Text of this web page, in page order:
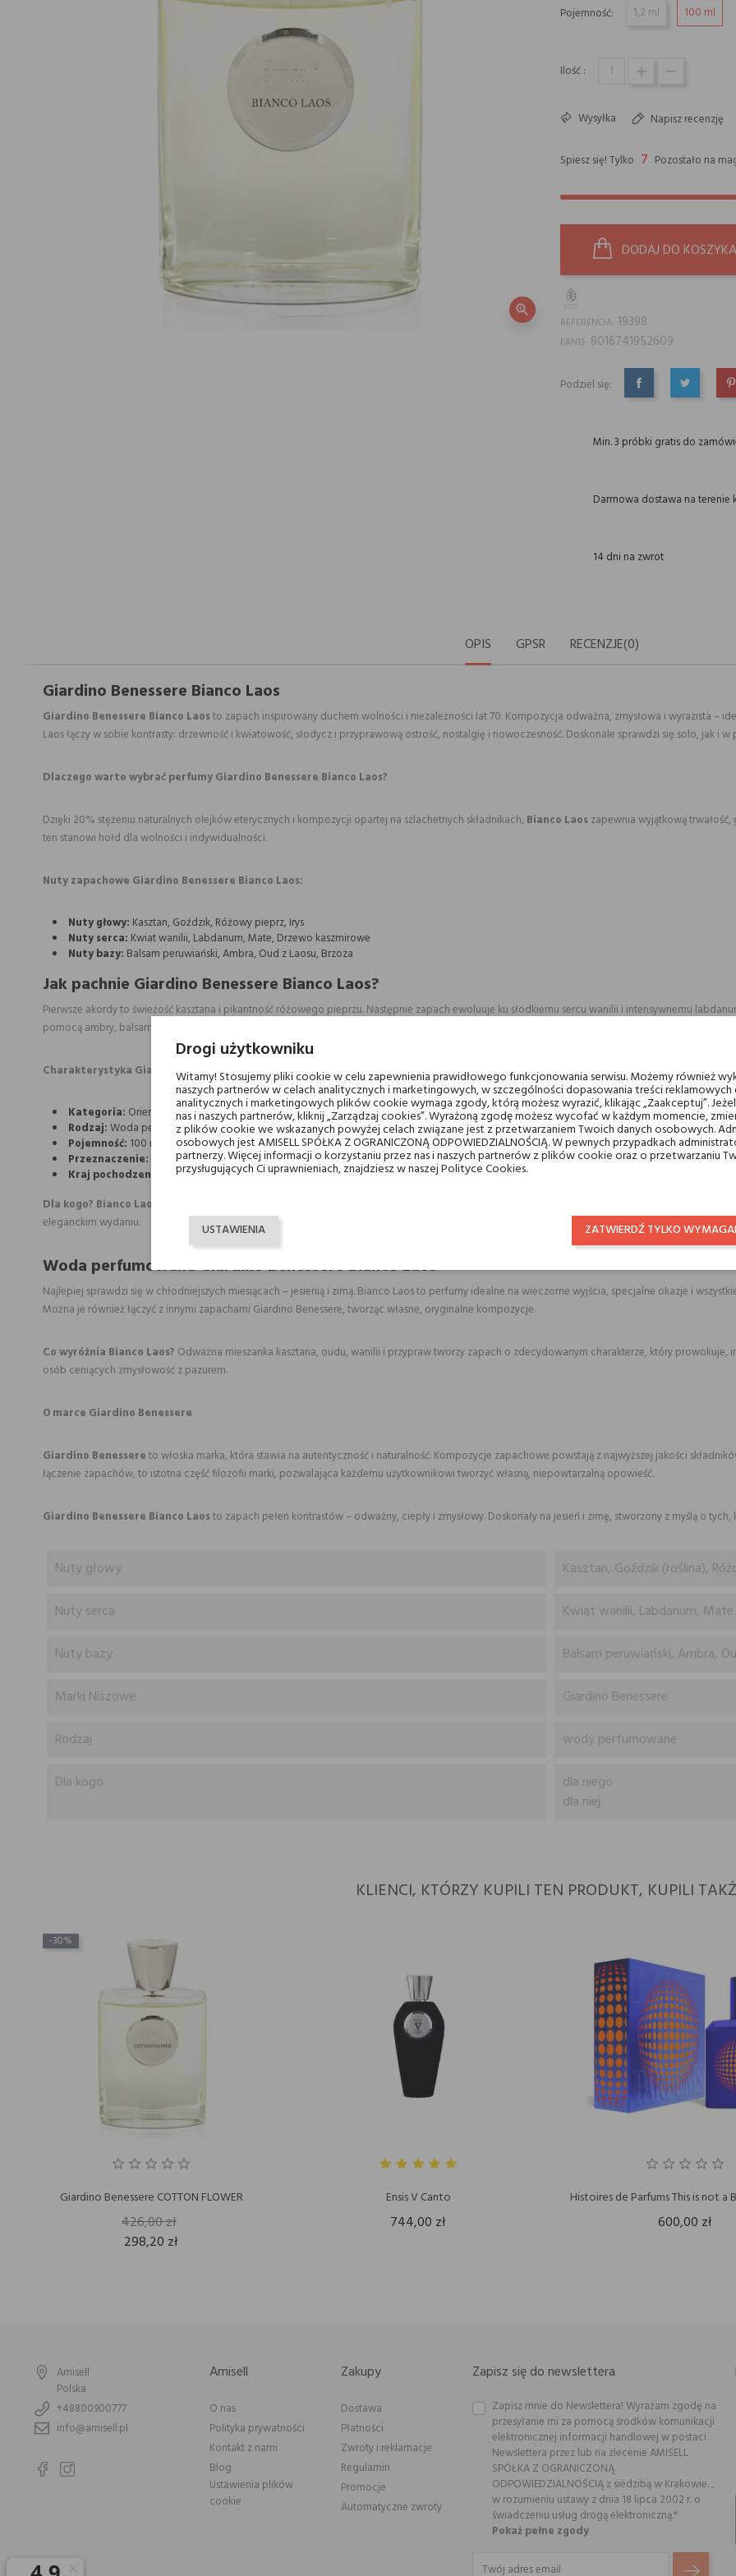
zoom_in
Pojemność: 1,2 ml 100 ml
Ilość :
Wysyłka Napisz recenzję
Spiesz się! Tylko 7 Pozostało na
DODAJ DO KOSZYKA
REFERENCJA: 19398
EAN13: 8016741952609
Podziel się:
UDOSTĘPNIJTWEETUJ
Min. 3 próbki gratis do
Darmowa dostawa na terenie
14 dni na zwrot
OPIS GPSR RECENZJE(0)
Giardino Benessere Bianco Laos
Giardino Benessere Bianco Laosto zapach inspirowany duchem wolności i niezależności lat 70. Kompozycja odważna, zmysłowa i wyrazista –
Laos łączy w sobie kontrasty: drzewność i kwiatowość, słodycz i przyprawową ostrość, nostalgię i nowoczesność. Doskonale sprawdzi się solo, jak i
Dlaczego warto wybrać perfumy Giardino Benessere Bianco Laos?
Dzięki 20% stężeniu naturalnych olejków eterycznych i kompozycji opartej na szlachetnych składnikach, Bianco Laoszapewnia wyjątkową
ten stanowi hołd dla wolności i indywidualności.
Nuty zapachowe Giardino Benessere Bianco Laos:
Nuty głowy: Kasztan, Goździk, Różowy pieprz, Irys
Nuty serca: Kwiat wanilii, Labdanum, Mate, Drzewo kaszmirowe
Nuty bazy: Balsam peruwiański, Ambra, Oud z Laosu, Brzoza
Jak pachnie Giardino Benessere Bianco Laos?
Pierwsze akordy to świeżość kasztana i pikantność różowego pieprzu. Następnie zapach ewoluuje ku słodkiemu sercu wanilii i intensywnemu
pomocą ambry, balsamu peruwiańskiego, brzozy i wyjątkowego oudu z Laosu – tworząc elegancką, ciepłą i głęboko zmysłową aurę.
Charakterystyka Giardino Benessere Bianco Laos:
Kategoria: Orientalno-przyprawowe
Rodzaj:Woda perfumowana (20% olejków naturalnych)
Pojemność: 100 ml
Przeznaczenie: Unisex
Kraj pochodzenia:
Włochy
Dla kogo? Bianco Laos
to propozycja dla odważnych, niezależnych osobowości, które nie szukają kompromisów. Unisexowa formuła pozwala
eleganckim wydaniu.
Woda perfumowana Giardino Benessere Bianco Laos
Najlepiej sprawdzi się w chłodniejszych miesiącach – jesienią i zimą. Bianco Laos to perfumy idealne na wieczorne wyjścia, specjalne okazje i
Można je również łączyć z innymi zapachami Giardino Benessere, tworząc własne, oryginalne kompozycje.
Co wyróżnia Bianco Laos? Odważna mieszanka kasztana, oudu, wanilii i przypraw tworzy zapach o zdecydowanym charakterze, który
osób ceniących zmysłowość z pazurem.
O marce Giardino Benessere
Giardino Benessereto włoska marka, która stawia na autentyczność i naturalność. Kompozycje zapachowe powstają z najwyższej jakości
łączenie zapachów, to istotna część filozofii marki, pozwalająca każdemu użytkownikowi tworzyć własną, niepowtarzalną opowieść.
Giardino Benessere Bianco Laosto zapach pełen kontrastów – odważny, ciepły i zmysłowy. Doskonały na jesień i zimę, stworzony z myślą o
Nuty głowy
Kasztan, Goździk (roślina),
Nuty serca
Kwiat wanilii, Labdanum,
Nuty bazy
Balsam peruwiański, Ambra,
Marki Niszowe
Giardino Benessere
Rodzaj
wody perfumowane
Dla kogo
dla niego
dla niej
KLIENCI, KTÓRZY KUPILI TEN PRODUKT, KUPILI
-30%
Giardino Benessere COTTON FLOWER
426,00 zł
298,20 zł
Ensis V Canto
744,00 zł
Histoires de Parfums This is not a
600,00 zł
Amisell
Polska
+48800900777
info@amisell.pl
Amisell
O nas
Polityka prywatności
Kontakt z nami
Blog
Ustawienia plików
cookie
Zakupy
Dostawa
Płatności
Zwroty i reklamacje
Regulamin
Promocje
Automatyczne zwroty
Zapisz się do newslettera
Zapisz mnie do Newslettera! Wyrażam zgodę na
przesyłanie mi za pomocą środków komunikacji
elektronicznej informacji handlowej w postaci
Newslettera przez lub na zlecenie AMISELL
SPÓŁKA Z OGRANICZONĄ
ODPOWIEDZIALNOŚCIĄ z siedzibą w Krakowie. ,
w rozumieniu ustawy z dnia 18 lipca 2002 r. o
świadczeniu usług drogą elektroniczną.*
Pokaż pełne zgody
Drogi użytkowniku
Witamy! Stosujemy pliki cookie w celu zapewnienia prawidłowego funkcjonowania serwisu. Możemy również
naszych partnerów w celach analitycznych i marketingowych, w szczególności dopasowania treści
analitycznych i marketingowych plików cookie wymaga zgody, którą możesz wyrazić, klikając „Zaakceptuj”.
nas i naszych partnerów, kliknij „Zarządzaj cookies”. Wyrażoną zgodę możesz wycofać w każdym momencie,
z plików cookie we wskazanych powyżej celach związane jest z przetwarzaniem Twoich danych osobowych.
osobowych jest AMISELL SPÓŁKA Z OGRANICZONĄ ODPOWIEDZIALNOŚCIĄ. W pewnych przypadkach
partnerzy. Więcej informacji o korzystaniu przez nas i naszych partnerów z plików cookie oraz o przetwarzaniu
przysługujących Ci uprawnieniach, znajdziesz w naszej Polityce Cookies.
USTAWIENIA ZATWIERDŹ TYLKO